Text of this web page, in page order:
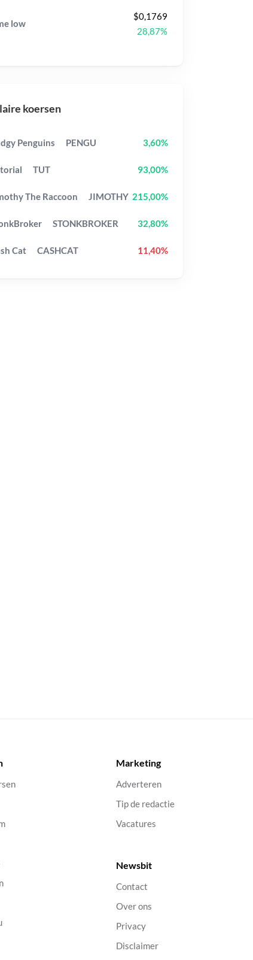
low
$0,1769
28,87%
koersen
Penguins PENGU 3,60%
TUT 93,00%
The Raccoon JIMOTHY 215,00%
STONKBROKER 32,80%
Cat CASHCAT 11,40%
Marketing
Adverteren
Tip de redactie
Vacatures
Newsbit
Contact
Over ons
Privacy
Disclaimer